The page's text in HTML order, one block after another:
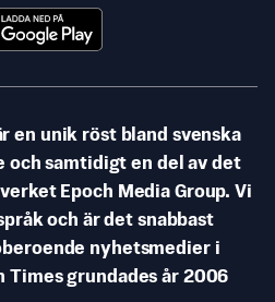
en unik röst bland svenska
och samtidigt en del av det
Epoch Media Group. Vi
och är det snabbast
nyhetsmedier i
Times grundades år 2006